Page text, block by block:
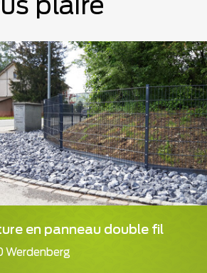
plaire
en panneau double fil
Werdenberg